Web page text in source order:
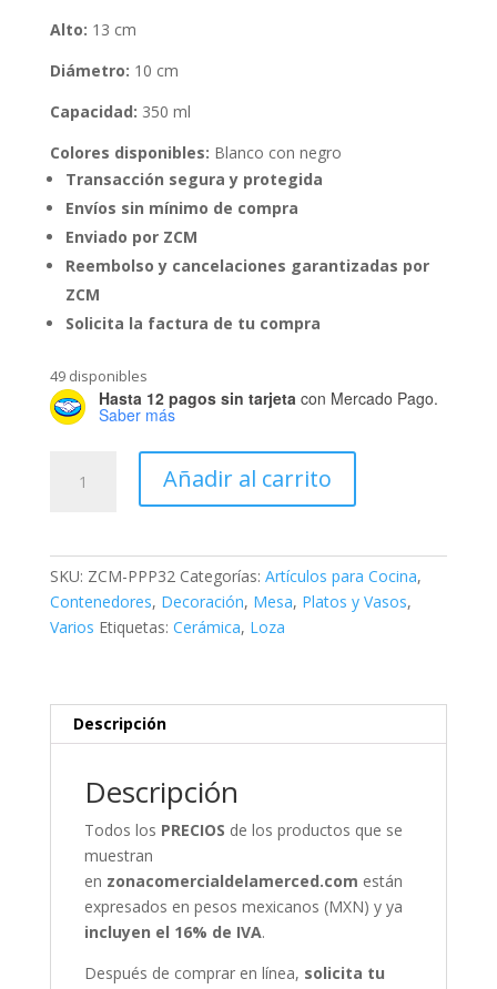
Alto: 13 cm
Diámetro: 10 cm
Capacidad: 350 ml
Colores disponibles: Blanco con negro
Transacción segura y protegida
Envíos sin mínimo de compra
Enviado por ZCM
Reembolso y cancelaciones garantizadas por
ZCM
Solicita la factura de tu compra
49 disponibles
Hasta 12 pagos sin tarjeta con Mercado Pago.
Saber más
Panditas
Añadir al carrito
SKU: ZCM-PPP32 Categorías: Artículos para Cocina,
Contenedores, Decoración, Mesa, Platos y Vasos,
Varios Etiquetas: Cerámica, Loza
Descripción
Descripción
Todos los PRECIOS de los productos que se
muestran
en zonacomercialdelamerced.com están
expresados en pesos mexicanos (MXN) y ya
incluyen el 16% de IVA.
Después de comprar en línea, solicita tu